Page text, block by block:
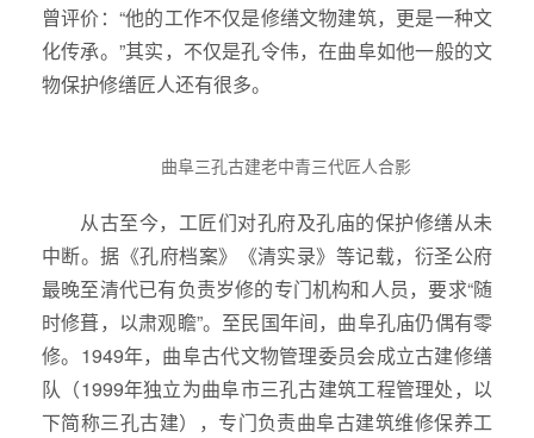
曾评价：“他的工作不仅是修缮文物建筑，更是一种文
化传承。”其实，不仅是孔令伟，在曲阜如他一般的文
物保护修缮匠人还有很多。
曲阜三孔古建老中青三代匠人合影
从古至今，工匠们对孔府及孔庙的保护修缮从未
中断。据《孔府档案》《清实录》等记载，衍圣公府
最晚至清代已有负责岁修的专门机构和人员，要求“随
时修葺，以肃观瞻”。至民国年间，曲阜孔庙仍偶有零
修。1949年，曲阜古代文物管理委员会成立古建修缮
队（1999年独立为曲阜市三孔古建筑工程管理处，以
下简称三孔古建），专门负责曲阜古建筑维修保养工